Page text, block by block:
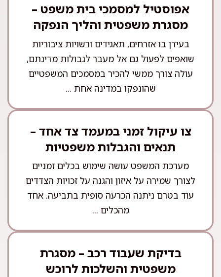
אפוסטיל למסמכי בית משפט –
מסגרת משפטית והליך הנפקה
בעידן בו אזרחים, תאגידים ורשויות ציבוריות
שואפים לפעול גם אל מעבר לגבולות מדינתם,
עולה צורך ממשי להכיר במסמכים המשפטיים
שהונפקו במדינה אחת ...
צו עיקול זמני במעמד צד אחד –
תנאים והגבלות משפטיות
מערכת המשפט עושה שימוש בכלים זמניים
לצורך שמירה על איזון והגנה על זכויות הצדדים
עוד בטרם ניתנה הכרעה סופית בתביעה. אחד
מהכלים ...
בדיקת שעבוד רכב – מסגרת
משפטית והשלכות לרוכש